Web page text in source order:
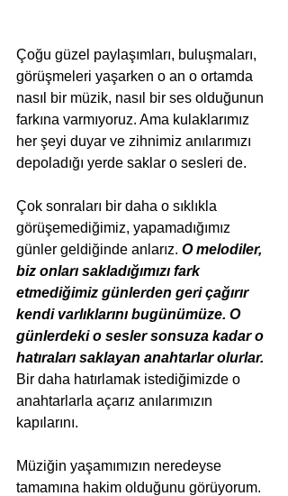
Çoğu güzel paylaşımları, buluşmaları,
görüşmeleri yaşarken o an o ortamda
nasıl bir müzik, nasıl bir ses olduğunun
farkına varmıyoruz. Ama kulaklarımız
her şeyi duyar ve zihnimiz anılarımızı
depoladığı yerde saklar o sesleri de.
Çok sonraları bir daha o sıklıkla
görüşemediğimiz, yapamadığımız
günler geldiğinde anlarız. O melodiler,
biz onları sakladığımızı fark
etmediğimiz günlerden geri çağırır
kendi varlıklarını bugünümüze. O
günlerdeki o sesler sonsuza kadar o
hatıraları saklayan anahtarlar olurlar.
Bir daha hatırlamak istediğimizde o
anahtarlarla açarız anılarımızın
kapılarını.
Müziğin yaşamımızın neredeyse
tamamına hakim olduğunu görüyorum.